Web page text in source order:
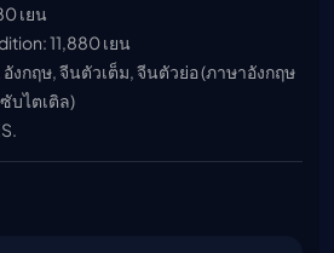
เยน
11,880 เยน
งกฤษ, จีนตัวเต็ม, จีนตัวย่อ (ภาษาอังกฤษ
บไตเติล)